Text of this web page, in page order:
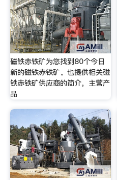
磁铁赤铁矿为您找到80个今日
新的磁铁赤铁矿。也提供相关磁
铁赤铁矿供应商的简介，主营产
品